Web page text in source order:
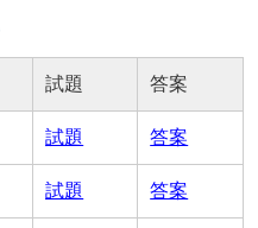
試題 答案
試題 答案
試題 答案